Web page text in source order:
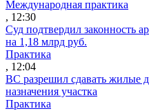
Международная практика
, 12:30
Суд подтвердил законность
на 1,18 млрд руб.
Практика
, 12:04
ВС разрешил сдавать жилые
назначения участка
Практика